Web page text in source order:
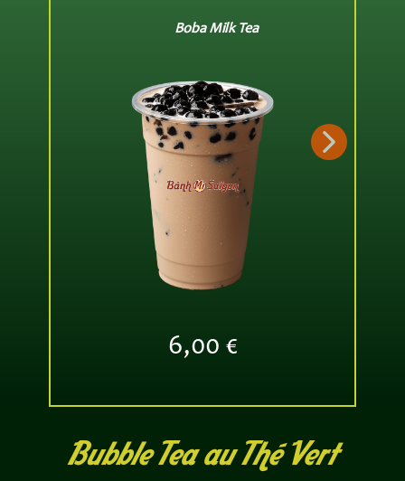
Boba Milk Tea
6,00 €
Bubble​ Tea au Thé Vert